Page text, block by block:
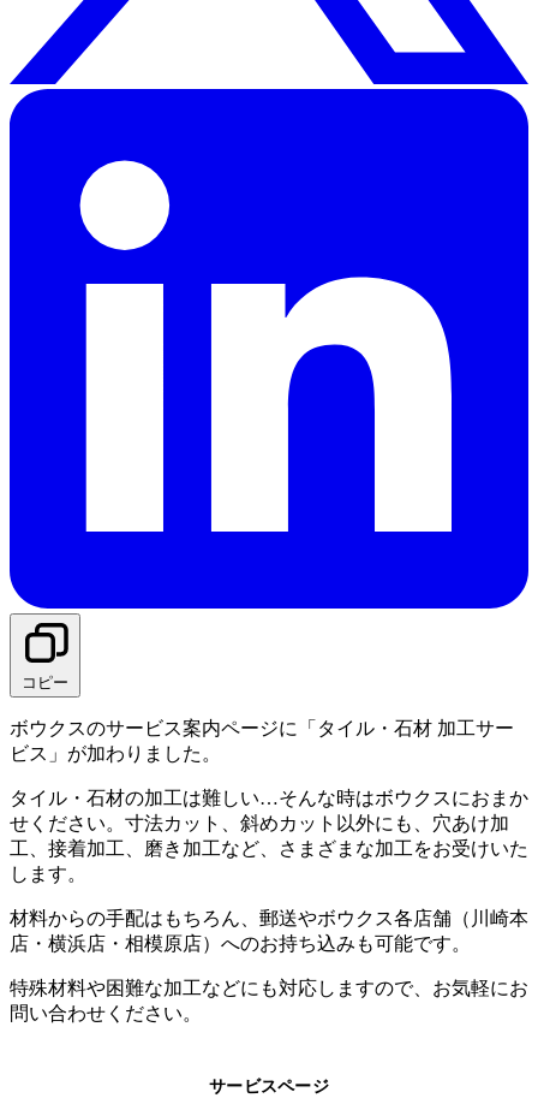
コピー
ボウクスのサービス案内ページに「タイル・石材 加工サー
ビス」が加わりました。
タイル・石材の加工は難しい…そんな時はボウクスにおまか
せください。寸法カット、斜めカット以外にも、穴あけ加
工、接着加工、磨き加工など、さまざまな加工をお受けいた
します。
材料からの手配はもちろん、郵送やボウクス各店舗（川崎本
店・横浜店・相模原店）へのお持ち込みも可能です。
特殊材料や困難な加工などにも対応しますので、お気軽にお
問い合わせください。
サービスページ